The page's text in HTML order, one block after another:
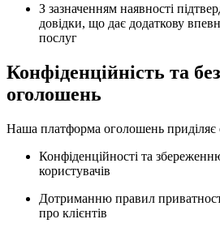
З зазначенням наявності
довідки, що дає додаткову
послуг
Конфіденційність та
оголошень
Наша платформа оголошень приділяє
Конфіденційності та
користувачів
Дотриманню правил
про клієнтів